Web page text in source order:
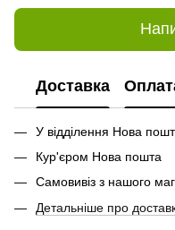
Доставка
У відділення Нова
Кур'єром Нова пошта
Самовивіз з нашого
Детальніше про